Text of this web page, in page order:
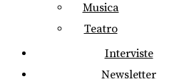
Musica
Teatro
Interviste
Newsletter